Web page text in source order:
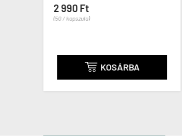
2 990 Ft
(50 / kapszula)
 KOSÁRBA